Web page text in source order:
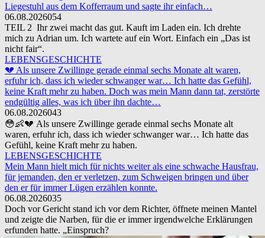
Liegestuhl aus dem Kofferraum und sagte ihr einfach…
06.08.2026054
TEIL 2 Ihr zwei macht das gut. Kauft im Laden ein. Ich drehte
mich zu Adrian um. Ich wartete auf ein Wort. Einfach ein „Das ist
nicht fair“.
LEBENSGESCHICHTE
💔 Als unsere Zwillinge gerade einmal sechs Monate alt waren,
erfuhr ich, dass ich wieder schwanger war… Ich hatte das Gefühl,
keine Kraft mehr zu haben. Doch was mein Mann dann tat, zerstörte
endgültig alles, was ich über ihn dachte…
06.08.2026043
😳👶💔 Als unsere Zwillinge gerade einmal sechs Monate alt
waren, erfuhr ich, dass ich wieder schwanger war… Ich hatte das
Gefühl, keine Kraft mehr zu haben.
LEBENSGESCHICHTE
Mein Mann hielt mich für nichts weiter als eine schwache Hausfrau,
für jemanden, den er verletzen, zum Schweigen bringen und über
den er für immer Lügen erzählen konnte.
06.08.2026035
Doch vor Gericht stand ich vor dem Richter, öffnete meinen Mantel
und zeigte die Narben, für die er immer irgendwelche Erklärungen
erfunden hatte. „Einspruch?